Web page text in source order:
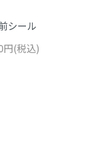
シール
円(税込)